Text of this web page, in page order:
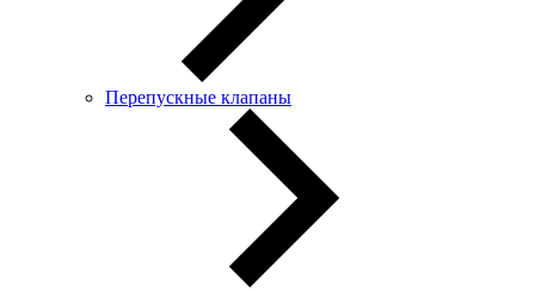
Перепускные клапаны